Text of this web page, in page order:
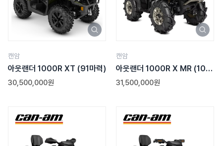
캔암
아웃랜더 1000R XT (91마력)
30,500,000원
캔암
아웃랜더 1000R X MR (101
마력)
31,500,000원